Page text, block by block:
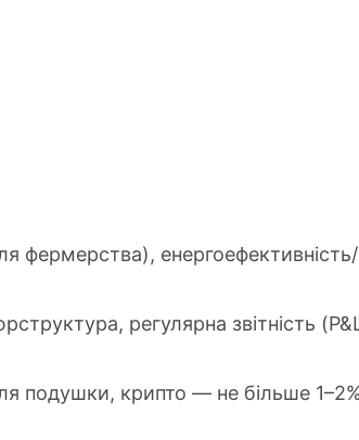
фермерства),
регулярна звітність
подушки, крипто — не більше